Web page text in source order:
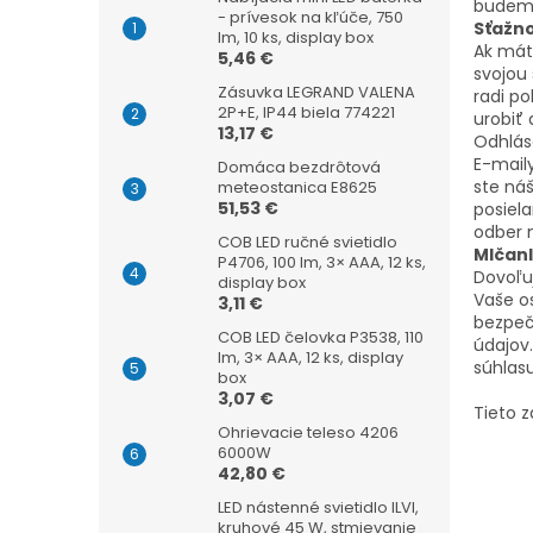
- prívesok na kľúče, 750
lm, 10 ks, display box
5,46 €
Zásuvka LEGRAND VALENA
2P+E, IP44 biela 774221
13,17 €
Domáca bezdrôtová
meteostanica E8625
51,53 €
COB LED ručné svietidlo
P4706, 100 lm, 3× AAA, 12 ks,
display box
3,11 €
COB LED čelovka P3538, 110
lm, 3× AAA, 12 ks, display
box
3,07 €
Ohrievacie teleso 4206
6000W
42,80 €
LED nástenné svietidlo ILVI,
kruhové 45 W, stmievanie
Ak
radi
urobiť
E-
ste
odber
Vaše
Tieto